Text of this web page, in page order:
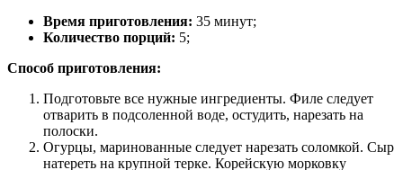
Время приготовления: 35 минут;
Количество порций: 5;
Способ приготовления:
Подготовьте все нужные ингредиенты. Филе следует
отварить в подсоленной воде, остудить, нарезать на
полоски.
Огурцы, маринованные следует нарезать соломкой. Сыр
натереть на крупной терке. Корейскую морковку